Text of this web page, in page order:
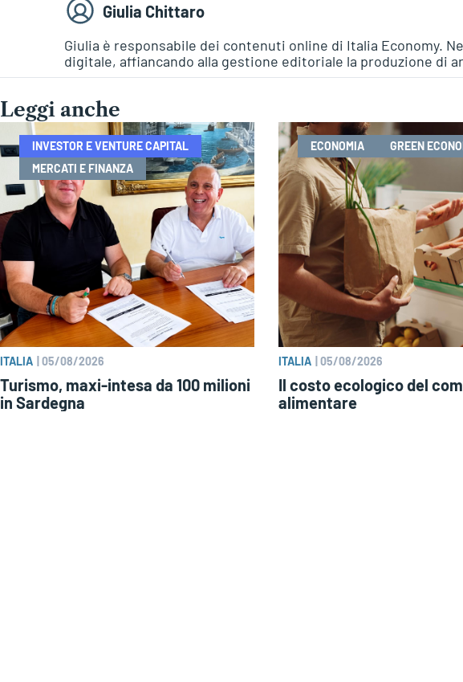
Giulia Chittaro
Giulia è responsabile dei contenuti online di Italia Economy.
digitale, affiancando alla gestione editoriale la produzione di
Leggi anche
INVESTOR E VENTURE CAPITAL
MERCATI E FINANZA
ITALIA 05/08/2026
Turismo, maxi-intesa da 100 milioni
in Sardegna
ECONOMIA GREEN
ITALIA 05/08/2026
Il costo ecologico del
alimentare